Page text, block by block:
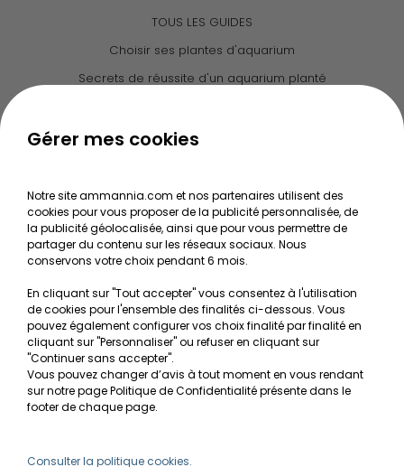
TOUS LES GUIDES
Choisir ses plantes d'aquarium
Secrets de réussite d'un aquarium planté
Le journal d'Ammannia
Recherche de Notices de produits
Mentions légales
Conditions générales de vente
RGPD
MON COMPTE
Avantages
Créer un compte client
Besoin d'aide ?
Gérer mes cookies
Notre site ammannia.com et nos partenaires utilisent des
cookies pour vous proposer de la publicité personnalisée, de
la publicité géolocalisée, ainsi que pour vous permettre de
partager du contenu sur les réseaux sociaux. Nous
conservons votre choix pendant 6 mois.
En cliquant sur "Tout accepter" vous consentez à l'utilisation
de cookies pour l'ensemble des finalités ci-dessous. Vous
pouvez également configurer vos choix finalité par finalité en
cliquant sur "Personnaliser" ou refuser en cliquant sur
"Continuer sans accepter".
Vous pouvez changer d’avis à tout moment en vous rendant
sur notre page Politique de Confidentialité présente dans le
footer de chaque page.
Consulter la politique cookies.